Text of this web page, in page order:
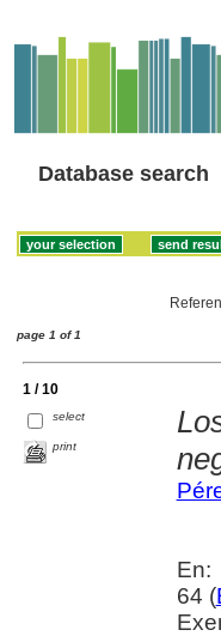
Database search
page 1 of 1
1 / 10
select
print
En:
64 (